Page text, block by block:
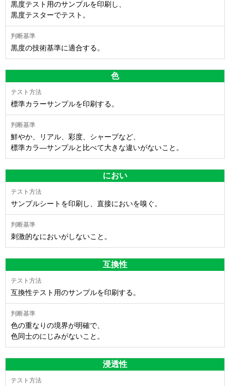
黒度テスト用のサンプルを印刷し、
黒度テスターでテスト。
黒度の技術基準に適合する。
色
標準カラーサンプルを印刷する。
鮮やか、リアル、彩度、シャープなど、
標準カラ―サンプルと比べて大きな違いがないこと。
におい
サンプルシートを印刷し、直接においを嗅ぐ。
刺激的なにおいがしないこと。
互換性
互換性テスト用のサンプルを印刷する。
色の重なりの境界が明確で、
色同士のにじみがないこと。
浸透性